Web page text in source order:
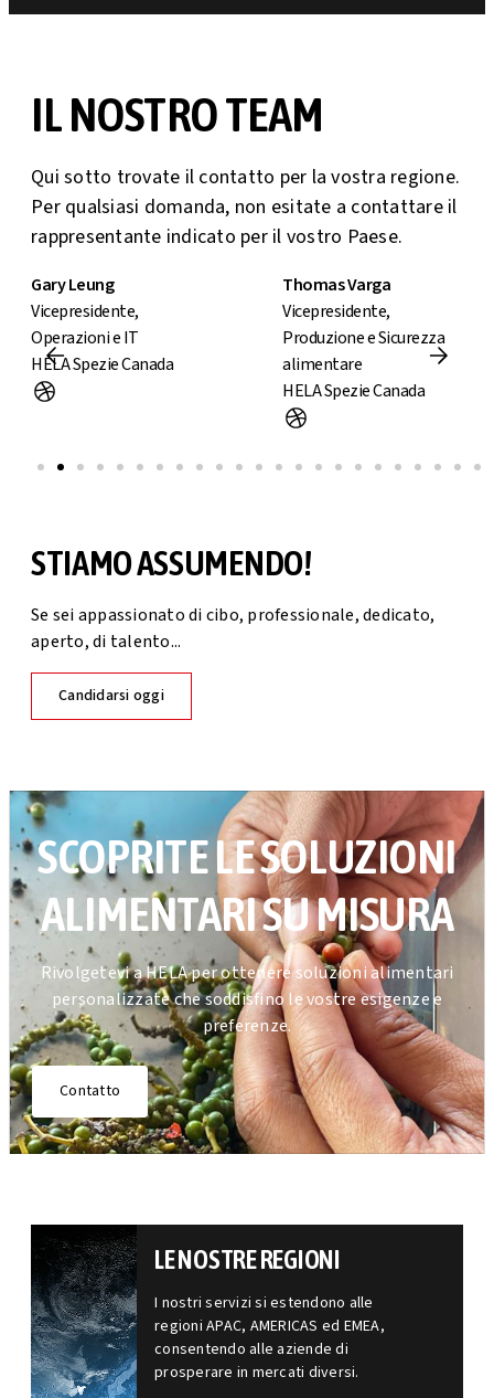
IL NOSTRO TEAM
Qui sotto trovate il contatto per la vostra regione.
Per qualsiasi domanda, non esitate a contattare il
rappresentante indicato per il vostro Paese.
Gary Leung
Vicepresidente,
Operazioni e IT
HELA Spezie Canada
Thomas Varga
Vicepresidente,
Produzione e Sicurezza
alimentare
HELA Spezie Canada
STIAMO ASSUMENDO!
Se sei appassionato di cibo, professionale, dedicato,
aperto, di talento...
Candidarsi oggi
SCOPRITE LE SOLUZIONI
ALIMENTARI SU MISURA
Rivolgetevi a HELA per ottenere soluzioni alimentari
personalizzate che soddisfino le vostre esigenze e
preferenze.
Contatto
LE NOSTRE REGIONI
I nostri servizi si estendono alle
regioni APAC, AMERICAS ed EMEA,
consentendo alle aziende di
prosperare in mercati diversi.